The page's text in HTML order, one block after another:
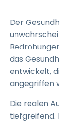
Der
das
entwickelt,
angegriffen
Die realen
tiefgreifend.